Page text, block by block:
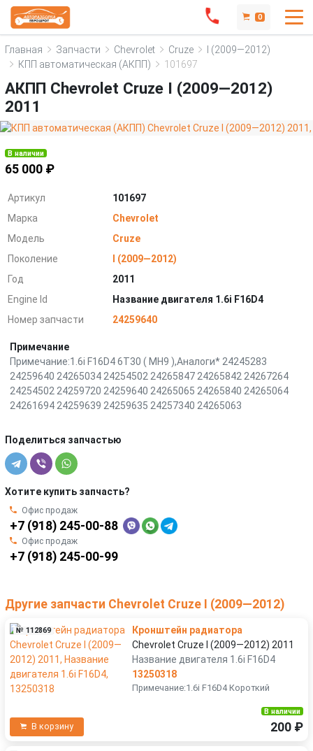
0
Главная Запчасти Chevrolet Cruze
I (2009—2012)
КПП автоматическая (АКПП)
101697
АКПП Chevrolet Cruze I (2009—2012)
2011
В наличии
65 000 ₽
Артикул
101697
Марка
Chevrolet
Модель
Cruze
Поколение
I (2009—2012)
Год
2011
Engine Id
Название двигателя 1.6i F16D4
Номер запчасти
24259640
Примечание
Примечание:1.6i F16D4 6T30 ( MH9 ),Аналоги* 24245283
24259640 24265034 24254502 24265847 24265842 24267264
24254502 24259720 24259640 24265065 24265840 24265064
24261694 24259639 24259635 24257340 24265063
Поделиться запчастью
Хотите купить запчасть?
Офис продаж
+7 (918) 245-00-88
Офис продаж
+7 (918) 245-00-99
Другие запчасти Chevrolet Cruze I (2009—2012)
№ 112869
Кронштейн радиатора
Chevrolet Cruze I (2009—2012) 2011
Название двигателя 1.6i F16D4
13250318
Примечание:1.6i F16D4 Короткий
В корзину
В наличии
200 ₽